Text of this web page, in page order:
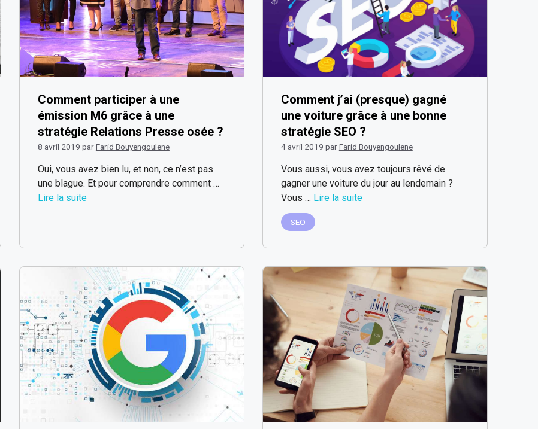
Comment participer à une
émission M6 grâce à une
stratégie Relations Presse osée ?
8 avril 2019 parFarid Bouyengoulene
Oui, vous avez bien lu, et non, ce n’est pas
une blague. Et pour comprendre comment …
Lire la suite
Comment j’ai (presque) gagné
une voiture grâce à une bonne
stratégie SEO ?
4 avril 2019 parFarid Bouyengoulene
Vous aussi, vous avez toujours rêvé de
gagner une voiture du jour au lendemain ?
Vous … Lire la suite
SEO